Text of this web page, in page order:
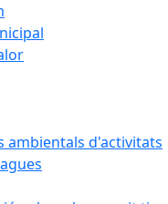
ambientals d'activitats